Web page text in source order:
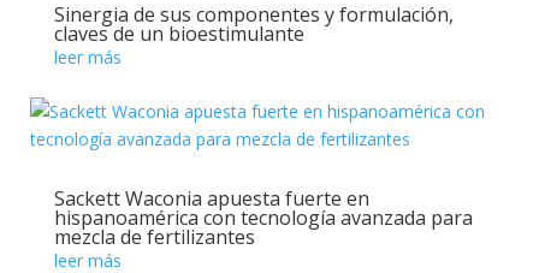
Sinergia de sus componentes y formulación,
claves de un bioestimulante
leer más
Sackett Waconia apuesta fuerte en
hispanoamérica con tecnología avanzada para
mezcla de fertilizantes
leer más